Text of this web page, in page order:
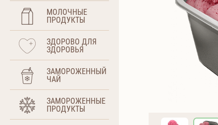
МОЛОЧНЫЕ
ПРОДУКТЫ
ЗДОРОВО ДЛЯ
ЗДОРОВЬЯ
ЗАМОРОЖЕННЫЙ
ЧАЙ
ЗАМОРОЖЕННЫЕ
ПРОДУКТЫ